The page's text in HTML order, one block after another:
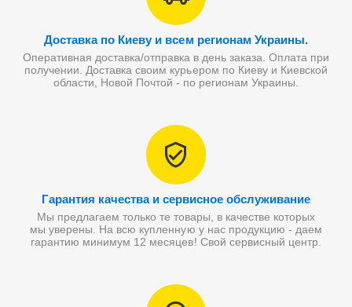
Доставка по Киеву и всем регионам Украины.
Оперативная доставка/отправка в день заказа. Оплата при
получении. Доставка своим курьером по Киеву и Киевской
области, Новой Почтой - по регионам Украины.
Гарантия качества и сервисное обслуживание
Мы предлагаем только те товары, в качестве которых
мы уверены. На всю купленную у нас продукцию - даем
гарантию минимум 12 месяцев! Свой сервисный центр.